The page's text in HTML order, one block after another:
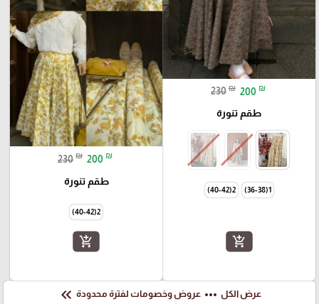
230 ₪ 200 ₪
طقم تنورة
1(36-38)
2(40-42)
add_shopping_cart
230 ₪ 200 ₪
طقم تنورة
2(40-42)
add_shopping_cart
عرض الكل more_horiz عروض وخصومات لفترة محدودة keyboard_double_arrow_left